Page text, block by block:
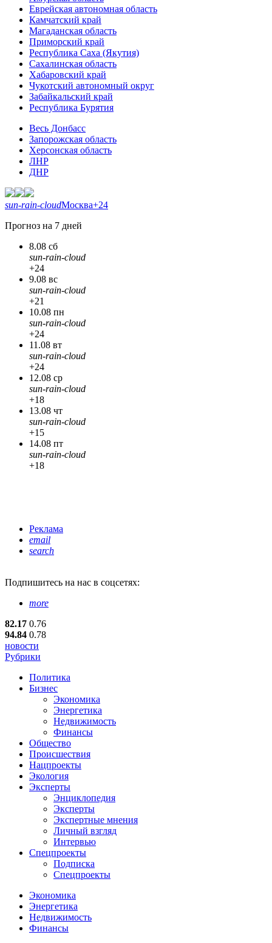
Еврейская автономная область
Камчатский край
Магаданская область
Приморский край
Республика Саха (Якутия)
Сахалинская область
Хабаровский край
Чукотский автономный округ
Забайкальский край
Республика Бурятия
Весь Донбасс
Запорожская область
Херсонская область
ЛНР
ДНР
sun-rain-cloudМосква+24
Прогноз на 7 дней
8.08 сб
sun-rain-cloud
+24
9.08 вс
sun-rain-cloud
+21
10.08 пн
sun-rain-cloud
+24
11.08 вт
sun-rain-cloud
+24
12.08 ср
sun-rain-cloud
+18
13.08 чт
sun-rain-cloud
+15
14.08 пт
sun-rain-cloud
+18
Реклама
email
search
Подпишитесь на нас в соцсетях:
more
82.17 0.76
94.84 0.78
новости
Рубрики
Политика
Бизнес
Экономика
Энергетика
Недвижимость
Финансы
Общество
Происшествия
Нацпроекты
Экология
Эксперты
Энциклопедия
Эксперты
Экспертные мнения
Личный взгляд
Интервью
Спецпроекты
Подписка
Спецпроекты
Экономика
Энергетика
Недвижимость
Финансы